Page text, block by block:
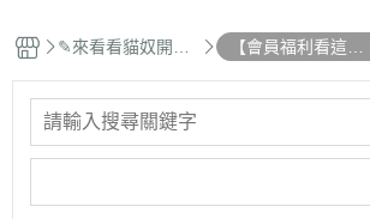
✎來看看貓奴開箱
【會員福利看這
邊】2026年每周滿
滿活動開跑中!